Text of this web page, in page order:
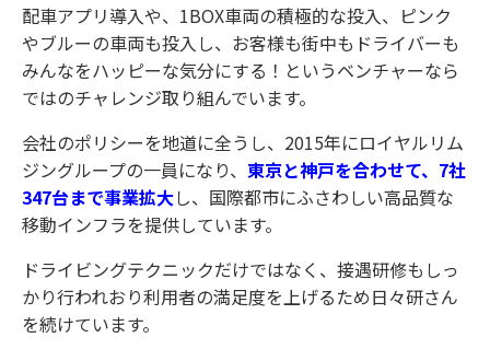
配車アプリ導入や、1BOX車両の積極的な投入、ピンク
やブルーの車両も投入し、お客様も街中もドライバーも
みんなをハッピーな気分にする！というベンチャーなら
ではのチャレンジ取り組んでいます。
会社のポリシーを地道に全うし、2015年にロイヤルリム
ジングループの一員になり、 東京と神戸を合わせて、7社
347台まで事業拡大し、国際都市にふさわしい高品質な
移動インフラを提供しています。
ドライビングテクニックだけではなく、接遇研修もしっ
かり行われおり利用者の満足度を上げるため日々研さん
を続けています。